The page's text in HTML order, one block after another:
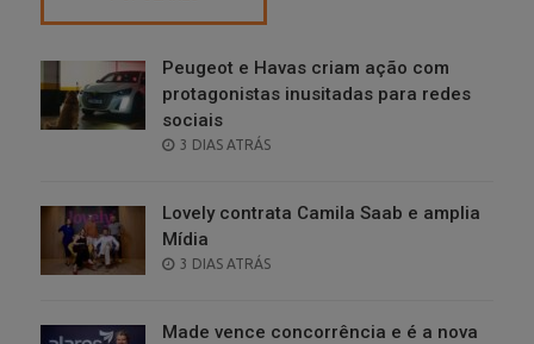
Peugeot e Havas criam ação com
protagonistas inusitadas para redes
sociais
POSTED
3 DIAS ATRÁS
Lovely contrata Camila Saab e amplia
Mídia
POSTED
3 DIAS ATRÁS
Made vence concorrência e é a nova